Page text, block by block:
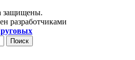
защищены.
разработчиками
Поиск